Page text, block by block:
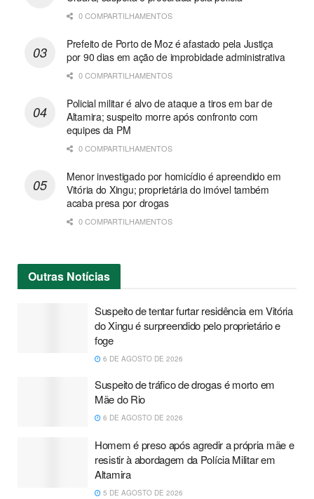
0 COMPARTILHAMENTOS
Prefeito de Porto de Moz é afastado pela Justiça
por 90 dias em ação de improbidade administrativa
0 COMPARTILHAMENTOS
Policial militar é alvo de ataque a tiros em bar de
Altamira; suspeito morre após confronto com
equipes da PM
0 COMPARTILHAMENTOS
Menor investigado por homicídio é apreendido em
Vitória do Xingu; proprietária do imóvel também
acaba presa por drogas
0 COMPARTILHAMENTOS
Outras Notícias
Suspeito de tentar furtar residência em Vitória
do Xingu é surpreendido pelo proprietário e
foge
6 DE AGOSTO DE 2026
Suspeito de tráfico de drogas é morto em
Mãe do Rio
6 DE AGOSTO DE 2026
Homem é preso após agredir a própria mãe e
resistir à abordagem da Polícia Militar em
Altamira
5 DE AGOSTO DE 2026